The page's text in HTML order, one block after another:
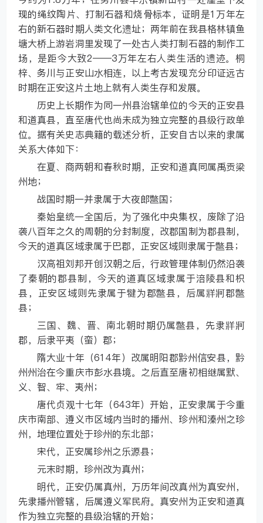
现的绳纹陶片、打制石器和烧骨标本，证明是1万年左
右的新石器时期人类文化遗址；两年前在我县格林镇鱼
塘大桥上游岩洞里发现了一处古人类打制石器的制作工
场，是距今大致2——3万年左右人类生活的遗迹。桐
梓、务川与正安山水相连，以上考古发现充分印证远古
时期在正安这片土地上就有人类生存和发展。
历史上长期作为同一州县治辖单位的今天的正安县
和道真县，直至唐代也尚未成为独立完整的县级行政单
位。据有关史志典籍的载述分析，正安自古以来的隶属
关系大体如下：
在夏、商两朝和春秋时期，正安和道真同属禹贡梁
州地；
战国时期一并隶属于大夜郎鄨国；
秦始皇统一全国后，为了强化中央集权，废除了沿
袭八百年之久的周朝的分封制度，改郡国制为郡县制，
今天的道真区域隶属于巴郡，正安区域则隶属于鄨县；
汉高祖刘邦开创汉朝之后，行政管理体制仍然沿袭
了秦朝的郡县制，今天的道真区域隶属于涪陵县和枳
县，正安区域则先隶属于犍为郡鄨县，后属牂牁郡鄨
县；
三国、魏、晋、南北朝时期仍属鄨县，先隶牂牁
郡，后隶平夷（蛮）郡；
隋大业十年（614年）改属明阳郡黔州信安县，黔
州州治在今重庆市彭水县境。之后直至唐初相继属默、
义、智、牢、夷州；
唐代贞观十七年（643年）开始，正安隶属于今重
庆市南部、遵义市区域内当时的播州、珍州和溱州之珍
州，地理位置处于珍州的东北部；
宋代，正安属珍州之乐源县；
元末时期，珍州改为真州；
明代，正安仍属真州，万历年间改真州为真安州，
先隶播州管辖，后属遵义军民府。真安州为正安和道真
作为独立完整的县级治辖的开始；